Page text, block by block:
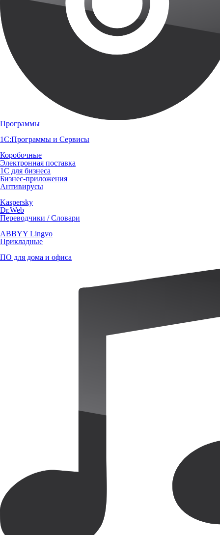
Программы
1С:Программы и Сервисы
Коробочные
Электронная поставка
1С для бизнеса
Бизнес-приложения
Антивирусы
Kaspersky
Dr.Web
Переводчики / Словари
ABBYY Lingvo
Прикладные
ПО для дома и офиса